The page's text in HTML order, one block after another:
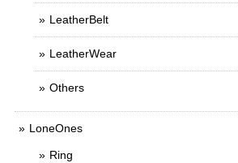
LeatherBelt
LeatherWear
Others
LoneOnes
Ring